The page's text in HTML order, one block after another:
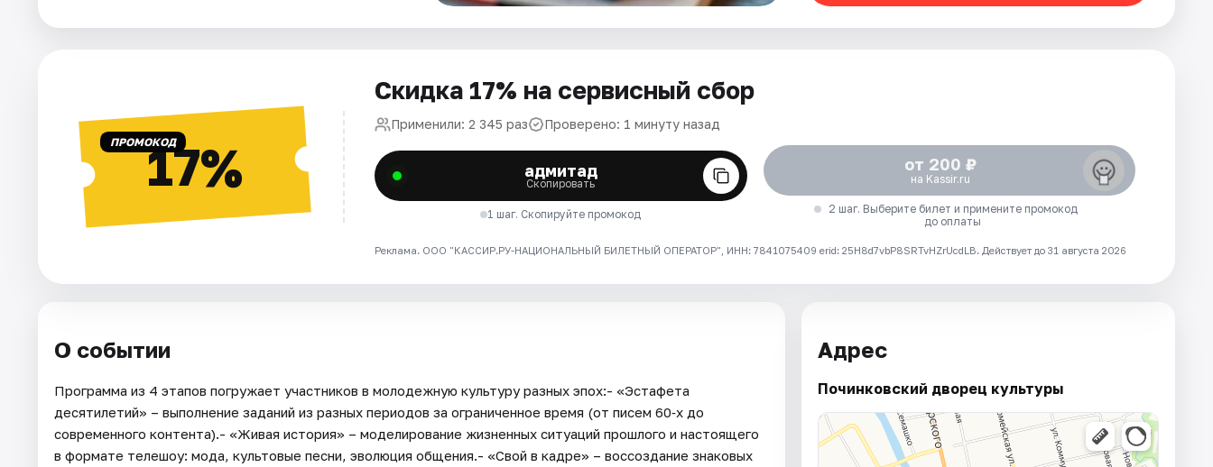
ПРОМОКОД17%
Скидка 17% на сервисный сбор
Применили: 2 345 раз Проверено: 1 минуту назад
адмитад
Скопировать
1 шаг. Скопируйте промокод
от 200 ₽
на Kassir.ru
2 шаг. Выберите билет и примените промокод
до оплаты
Реклама. ООО "КАССИР.РУ-НАЦИОНАЛЬНЫЙ БИЛЕТНЫЙ ОПЕРАТОР", ИНН: 7841075409 erid: 25H8d7vbP8SRTvHZrUcdLB. Действует до 31 августа 2026
О событии
Программа из 4 этапов погружает участников в молодежную культуру разных эпох:- «Эстафета
десятилетий» – выполнение заданий из разных периодов за ограниченное время (от писем 60‑х до
современного контента).- «Живая история» – моделирование жизненных ситуаций прошлого и настоящего
в формате телешоу: мода, культовые песни, эволюция общения.- «Свой в кадре» – воссоздание знаковых
Адрес
Починковский дворец культуры